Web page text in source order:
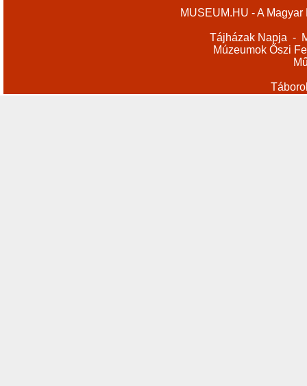
MUSEUM.HU - A
Tájházak Napja -
Múzeumok Őszi